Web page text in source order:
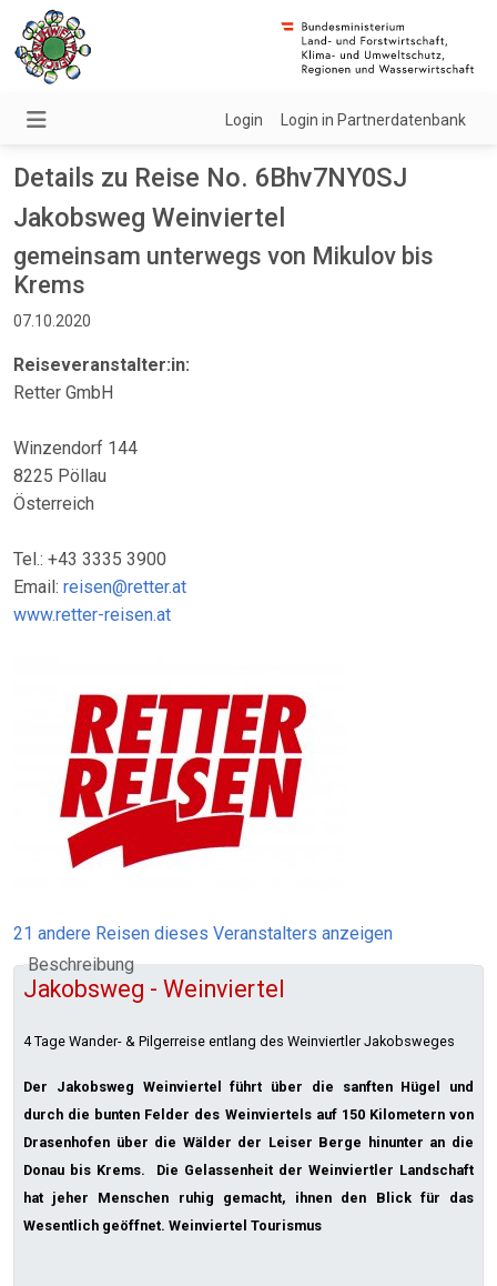
Login Login in Partnerdatenbank
Details zu Reise No. 6Bhv7NY0SJ
Jakobsweg Weinviertel
gemeinsam unterwegs von Mikulov bis
Krems
07.10.2020
Reiseveranstalter:in:
Retter GmbH
Winzendorf 144
8225 Pöllau
Österreich
Tel.: +43 3335 3900
Email: reisen@retter.at
www.retter-reisen.at
21 andere Reisen dieses Veranstalters anzeigen
Beschreibung
Jakobsweg - Weinviertel
4 Tage Wander- & Pilgerreise entlang des Weinviertler Jakobsweges
Der Jakobsweg Weinviertel führt über die sanften Hügel und
durch die bunten Felder des Weinviertels auf 150 Kilometern von
Drasenhofen über die Wälder der Leiser Berge hinunter an die
Donau bis Krems. Die Gelassenheit der Weinviertler Landschaft
hat jeher Menschen ruhig gemacht, ihnen den Blick für das
Wesentlich geöffnet. Weinviertel Tourismus